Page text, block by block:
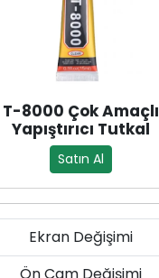
T-8000 Çok Amaçlı
Yapıştırıcı Tutkal
Satın Al
Ekran Değişimi
Ön Cam Değişimi